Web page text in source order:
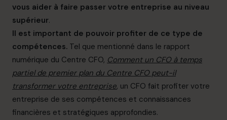
vous aider à faire passer votre entreprise au niveau
supérieur.
Il est important de pouvoir profiter de ce type de
compétences. Tel que mentionné dans le rapport
numérique du Centre CFO, Comment un CFO à temps
partiel de premier plan du Centre CFO peut-il
transformer votre entreprise, un CFO fait profiter votre
entreprise de ses compétences et connaissances
financières et stratégiques approfondies.